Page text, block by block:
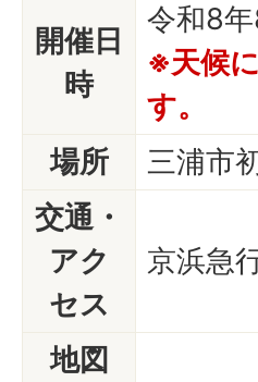
開催日
時
令和8
※天候
す。
場所
三浦市
交通・
アク
セス
京浜急
地図